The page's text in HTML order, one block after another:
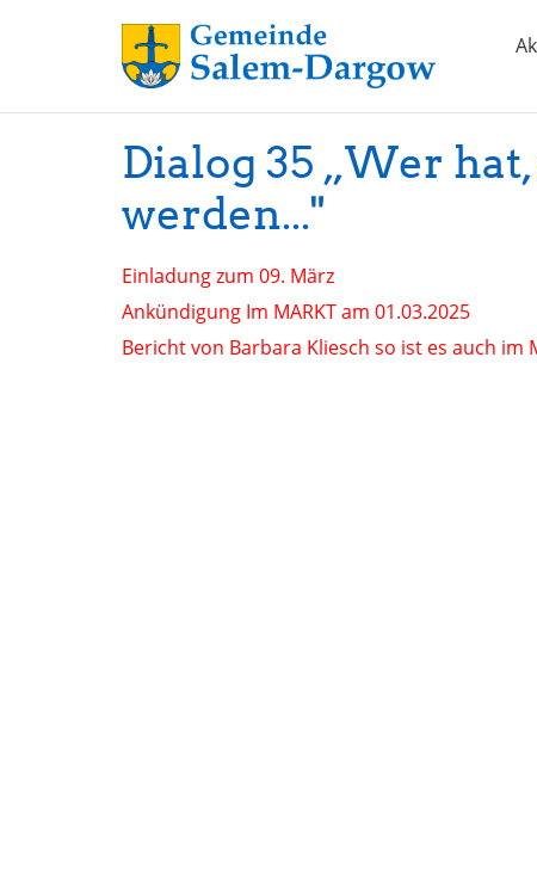
Dialog 35 „Wer
werden..."
Einladung zum 09. März
Ankündigung Im MARKT am 01.03.2025
Bericht von Barbara Kliesch so ist es auch im